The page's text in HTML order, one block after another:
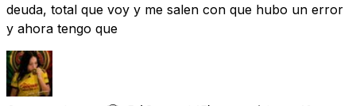
deuda, total que voy y me salen con que hubo un error
y ahora tengo que